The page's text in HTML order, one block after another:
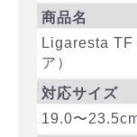
商品名
Ligaresta TF
ア）
対応サイズ
19.0〜